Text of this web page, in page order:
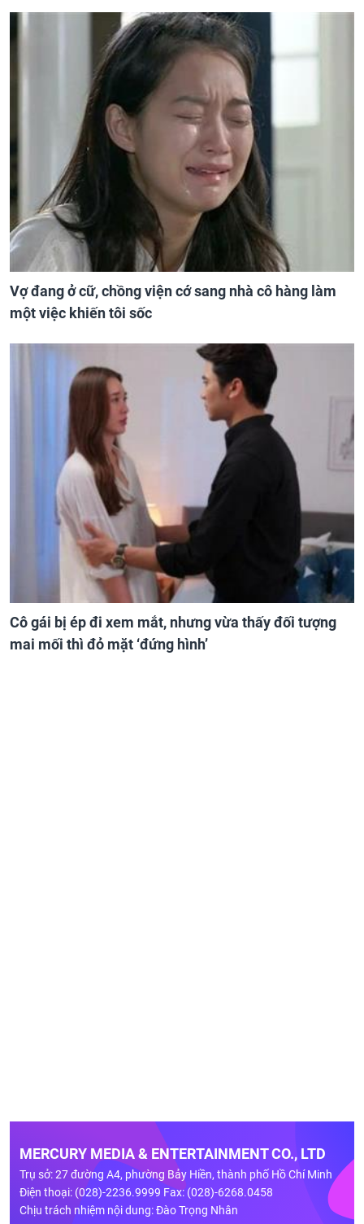
Vợ đang ở cữ, chồng viện cớ sang nhà cô hàng làm
một việc khiến tôi sốc
Cô gái bị ép đi xem mắt, nhưng vừa thấy đối tượng
mai mối thì đỏ mặt ‘đứng hình’
MERCURY MEDIA & ENTERTAINMENT CO., LTD
Trụ sở: 27 đường A4, phường Bảy Hiền, thành phố Hồ Chí Minh
Điện thoại: (028)-2236.9999 Fax: (028)-6268.0458
Chịu trách nhiệm nội dung: Đào Trọng Nhân